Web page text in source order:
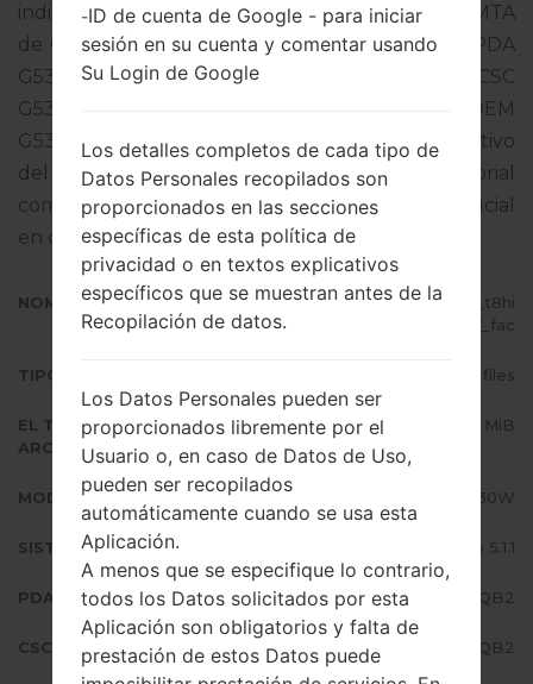
indicado % MODEL%. El código del firmware es MTA
de CANADA. El producto viene con la versión PDA
G530WVLS2AQB2 y la versión CSC
G530WOYA2AQB2,Versión de MODEM
G530WVLS2AQB2. La versión del sistema operativo
del firmware dado es Android Lollipop 5.1.1. Tutorial
completo sobre cómo actualizar el firmware oficial
en dispositivos Samsungaquí
NOMBRE DE ARCHIVO
SM-G530W_1_20170302143452_t8hi
epd0t7_fac
TIPO DE FIRMWARE 4 files
EL TAMAÑO DEL
ARCHIVO
1012.21 MiB
MODELO Samsung SM-G530W
SISTEMA OPERATIVO Android Lollipop 5.1.1
PDA/AP VERSIÓN G530WVLS2AQB2
CSC VERSIÓN G530WOYA2AQB2
-ID de cuenta de Google - para iniciar
sesión en su cuenta y comentar usando
Su Login de Google
Los detalles completos de cada tipo de
Datos Personales recopilados son
proporcionados en las secciones
específicas de esta política de
privacidad o en textos explicativos
específicos que se muestran antes de la
Recopilación de datos.
Los Datos Personales pueden ser
proporcionados libremente por el
Usuario o, en caso de Datos de Uso,
pueden ser recopilados
automáticamente cuando se usa esta
Aplicación.
A menos que se especifique lo contrario,
todos los Datos solicitados por esta
Aplicación son obligatorios y falta de
prestación de estos Datos puede